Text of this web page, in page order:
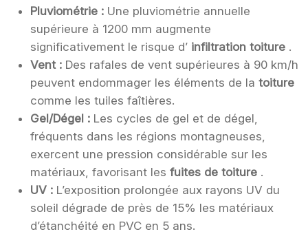
Pluviométrie : Une pluviométrie annuelle
supérieure à 1200 mm augmente
significativement le risque d’ infiltration toiture .
Vent : Des rafales de vent supérieures à 90 km/h
peuvent endommager les éléments de la toiture
comme les tuiles faîtières.
Gel/Dégel : Les cycles de gel et de dégel,
fréquents dans les régions montagneuses,
exercent une pression considérable sur les
matériaux, favorisant les fuites de toiture .
UV : L’exposition prolongée aux rayons UV du
soleil dégrade de près de 15% les matériaux
d’étanchéité en PVC en 5 ans.